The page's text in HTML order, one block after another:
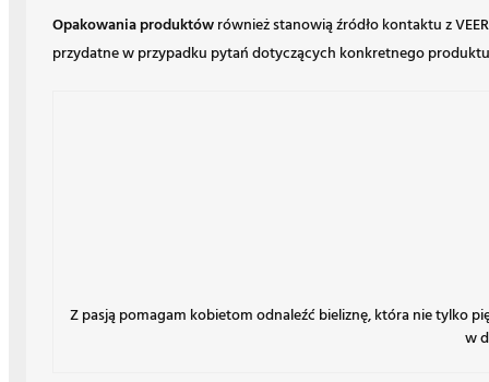
Opakowania produktówrównież stanowią źródło kontaktu z
przydatne w przypadku pytań dotyczących konkretnego
Z pasją pomagam kobietom odnaleźć bieliznę, która nie tylko
w